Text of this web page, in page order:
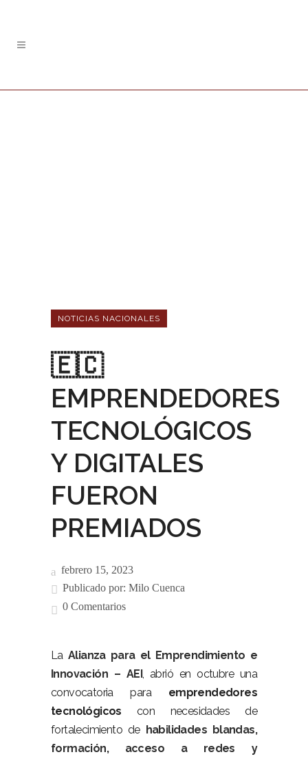
NOTICIAS NACIONALES
🇪🇨
EMPRENDEDORES
TECNOLÓGICOS
Y DIGITALES
FUERON
PREMIADOS
febrero 15, 2023
Publicado por: Milo Cuenca
0 Comentarios
La Alianza para el Emprendimiento e
Innovación – AEI, abrió en octubre una
convocatoria para emprendedores
tecnológicos con necesidades de
fortalecimiento de habilidades blandas,
formación, acceso a redes y